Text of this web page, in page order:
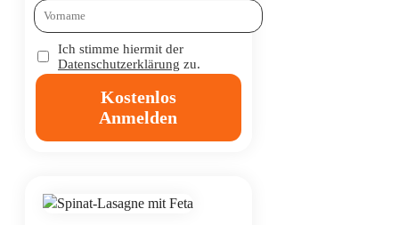
Ich stimme hiermit der
Datenschutzerklärung zu.
Kostenlos
Anmelden